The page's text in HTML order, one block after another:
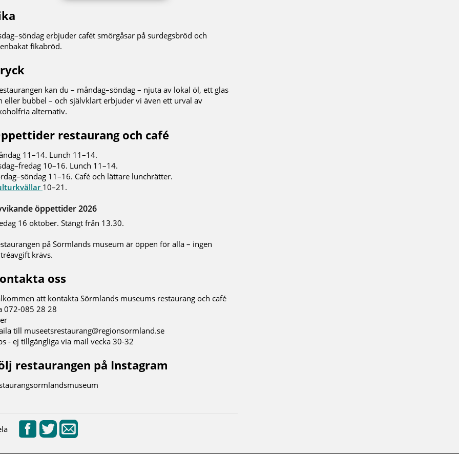
erbjuder cafét smörgåsar på surdegsbröd och
fikabröd.
kan du – måndag–söndag – njuta av lokal öl, ett glas
eller bubbel – och självklart erbjuder vi även ett urval av
alternativ.
restaurang och café
11–14. Lunch 11–14.
10–16. Lunch 11–14.
11–16. Café och lättare lunchrätter.
10–21.
öppettider 2026
16 oktober. Stängt från 13.30.
på Sörmlands museum är öppen för alla – ingen
krävs.
oss
att kontakta Sörmlands museums restaurang och café
072-085 28 28
till museetsrestaurang@regionsormland.se
- ej tillgängliga via mail vecka 30-32
restaurangen på Instagram